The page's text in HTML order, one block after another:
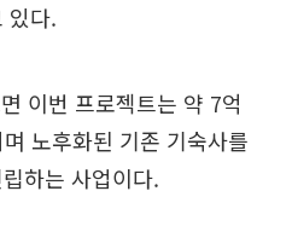
있다.
이번 프로젝트는 약 7억
노후화된 기존 기숙사를
하는 사업이다.